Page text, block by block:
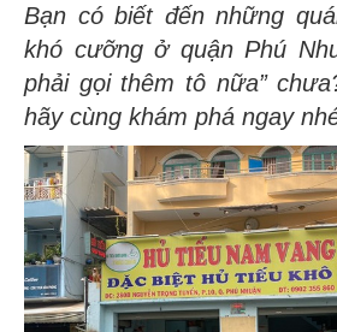
Bạn có biết đến những
khó cưỡng ở quận Phú
phải gọi thêm tô nữa”
hãy cùng khám phá ngay